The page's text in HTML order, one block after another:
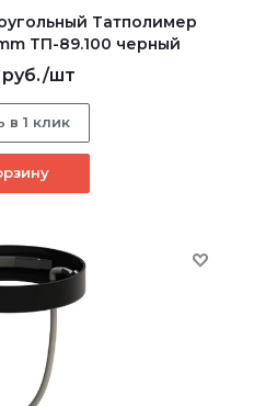
Татполимер
ТП-89.100 черный
/шт
в 1 клик